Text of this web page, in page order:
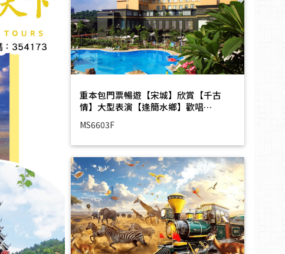
重本包門票暢遊【宋城】欣賞【千古
情】大型表演【逢簡水鄉】歡唱…
MS6603F